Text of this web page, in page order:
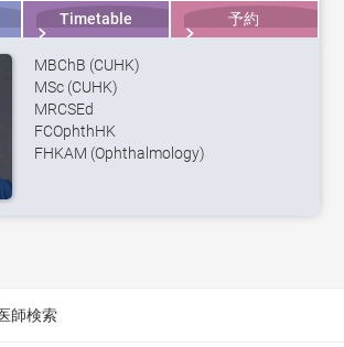
Timetable 予約
MBChB (CUHK)
MSc (CUHK)
MRCSEd
FCOphthHK
FHKAM (Ophthalmology)
師検索